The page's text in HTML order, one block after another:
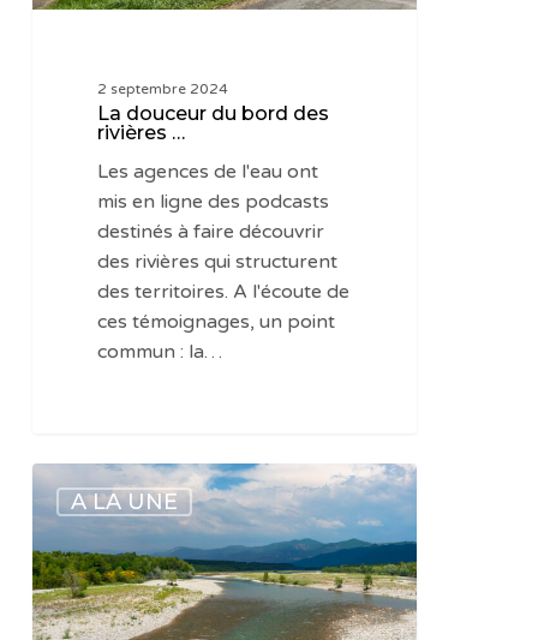
2 septembre 2024
La douceur du bord des
rivières …
Les agences de l'eau ont
mis en ligne des podcasts
destinés à faire découvrir
des rivières qui structurent
des territoires. A l'écoute de
ces témoignages, un point
commun : la…
Les
rivières
et
leurs
indicateurs
de
A LA UNE